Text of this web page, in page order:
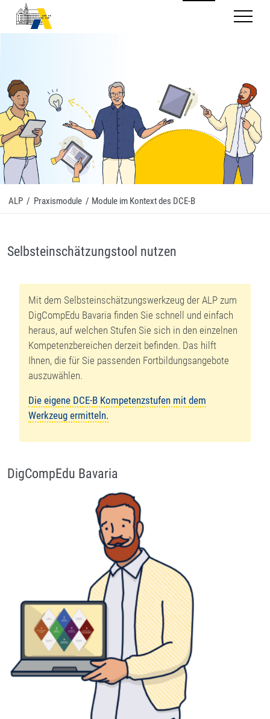
ALP / Praxismodule / Module im Kontext des DCE-B
Selbsteinschätzungstool nutzen
Mit dem Selbsteinschätzungswerkzeug der ALP zum
DigCompEdu Bavaria finden Sie schnell und einfach
heraus, auf welchen Stufen Sie sich in den einzelnen
Kompetenzbereichen derzeit befinden. Das hilft
Ihnen, die für Sie passenden Fortbildungsangebote
auszuwählen.
Die eigene DCE-B Kompetenzstufen mit dem
Werkzeug ermitteln.
DigCompEdu Bavaria